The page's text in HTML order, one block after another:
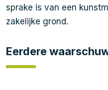
sprake is van een
zakelijke grond.
Eerdere